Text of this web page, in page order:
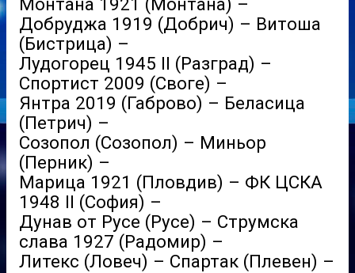
Добруджа 1919 (Добрич) – Витоша
(Бистрица) –
Лудогорец 1945 II (Разград) –
Спортист 2009 (Своге) –
Янтра 2019 (Габрово) – Беласица
(Петрич) –
Созопол (Созопол) – Миньор
(Перник) –
Марица 1921 (Пловдив) – ФК ЦСКА
1948 II (София) –
Дунав от Русе (Русе) – Струмска
слава 1927 (Радомир) –
Литекс (Ловеч) – Спартак (Плевен) –